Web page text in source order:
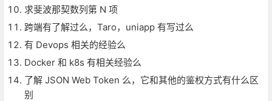
求斐波那契数列第 N 项
跨端有了解过么，Taro，uniapp 有写过么
有 Devops 相关的经验么
Docker 和 k8s 有相关经验么
了解 JSON Web Token 么，它和其他的鉴权方式有什么区
别